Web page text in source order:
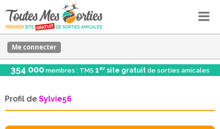
Me connecter
354 000 membres : TMS 1er site gratuit de sorties amicales
Profil de Sylvie56